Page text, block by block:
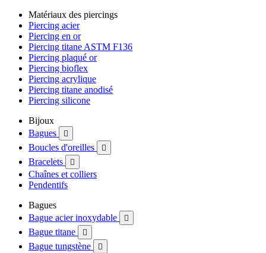
Matériaux des piercings
Piercing acier
Piercing en or
Piercing titane ASTM F136
Piercing plaqué or
Piercing bioflex
Piercing acrylique
Piercing titane anodisé
Piercing silicone
Bijoux
Bagues

Boucles d'oreilles 
Bracelets 
Chaînes et colliers
Pendentifs
Bagues
Bague acier inoxydable

Bague titane 
Bague tungstène 